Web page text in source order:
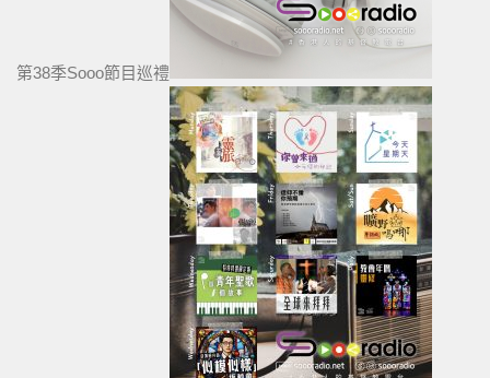
第38季Sooo節目巡禮